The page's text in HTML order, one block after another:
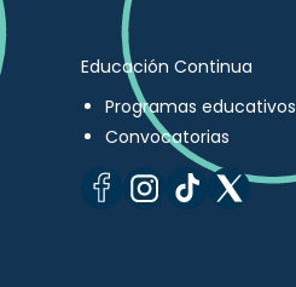
Educación Continua
Programas educativos
Convocatorias